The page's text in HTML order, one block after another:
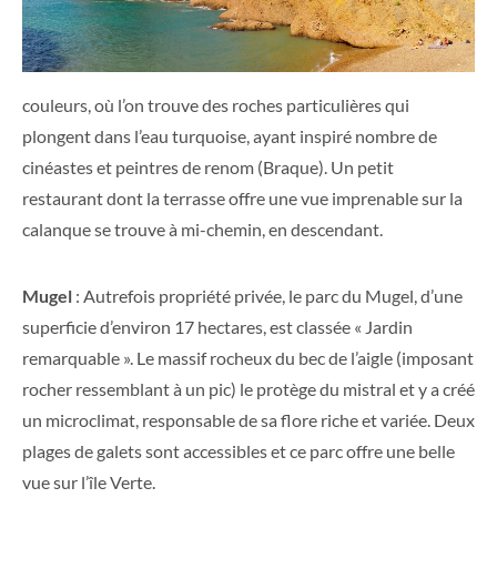
couleurs, où l’on trouve des roches particulières qui
plongent dans l’eau turquoise, ayant inspiré nombre de
cinéastes et peintres de renom (Braque). Un petit
restaurant dont la terrasse offre une vue imprenable sur la
calanque se trouve à mi-chemin, en descendant.
Mugel : Autrefois propriété privée, le parc du Mugel, d’une
superficie d’environ 17 hectares, est classée « Jardin
remarquable ». Le massif rocheux du bec de l’aigle (imposant
rocher ressemblant à un pic) le protège du mistral et y a créé
un microclimat, responsable de sa flore riche et variée. Deux
plages de galets sont accessibles et ce parc offre une belle
vue sur l’île Verte.